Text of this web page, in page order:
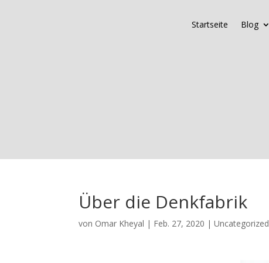
Startseite Blog
Über die Denkfabrik
von Omar Kheyal | Feb. 27, 2020 |Uncategorized